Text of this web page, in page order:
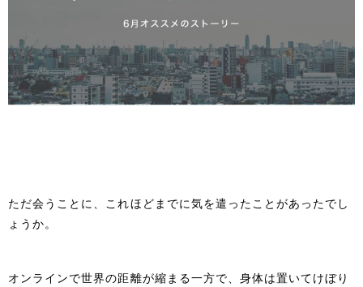
ただ会うことに、これほどまでに気を遣ったことがあったでし
ょうか。
オンラインで世界の距離が縮まる一方で、身体は置いてけぼり